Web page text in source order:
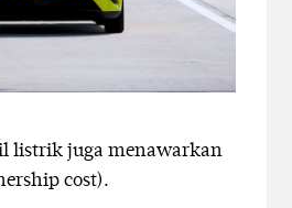
listrik juga menawarkan
cost).